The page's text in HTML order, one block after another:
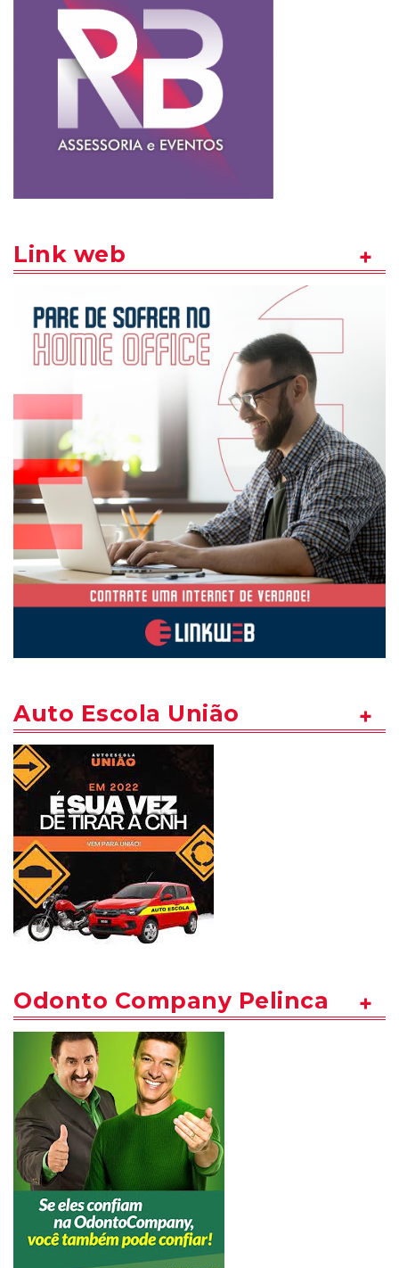
Link web
Auto Escola União
Odonto Company Pelinca